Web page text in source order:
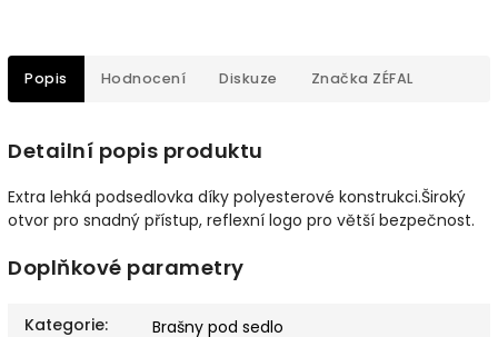
Popis Hodnocení Diskuze Značka ZÉFAL
Detailní popis produktu
Extra lehká podsedlovka díky polyesterové konstrukci.Široký
otvor pro snadný přístup, reflexní logo pro větší bezpečnost.
Doplňkové parametry
Kategorie:
Brašny pod sedlo